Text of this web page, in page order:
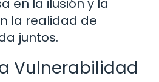
en la ilusión y la
la realidad de
juntos.
Vulnerabilidad